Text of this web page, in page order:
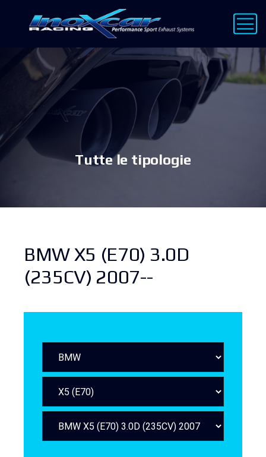
Tutte le tipologie
BMW X5 (E70) 3.0D
(235CV) 2007--